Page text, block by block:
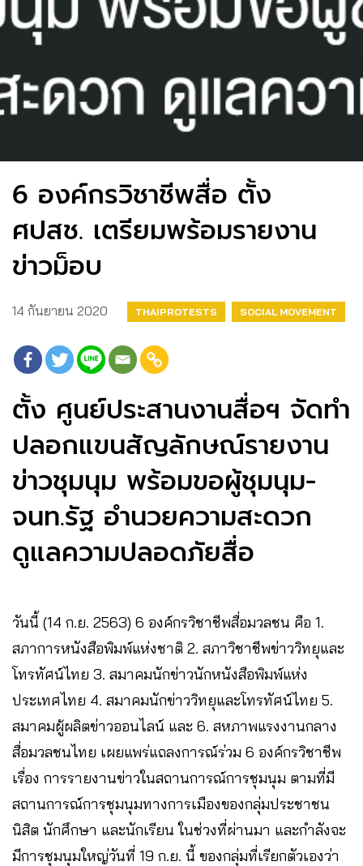
6 องค์กรวิชาชีพสื่อ ตั้ง
ศปสช. เตรียมพร้อมรายงาน
ข่าวม็อบ
14 กันยายน 2020 THAIPROTESTS SOCIAL MOVEMENT
ตั้ง ศูนย์ประสานงานสื่อฯ จัดทำ
ปลอกแขนสัญลักษณ์รายงาน
ข่าวชุมนุม พร้อมขอผู้ชุมนุม-
จนท.รัฐ อำนวยความสะดวก
ดูแลความปลอดภัยสื่อ
วันนี้ (14 ก.ย. 2563) 6 องค์กรวิชาชีพสื่อมวลชน คือ 1.
สภาการหนังสือพิมพ์แห่งชาติ 2. สภาวิชาชีพข่าววิทยุและ
โทรทัศน์ไทย 3. สมาคมนักข่าวนักหนังสือพิมพ์แห่ง
ประเทศไทย 4. สมาคมนักข่าววิทยุและโทรทัศน์ไทย 5.
สมาคมผู้ผลิตข่าวออนไลน์ และ 6. สหภาพแรงงานกลาง
สื่อมวลชนไทย เผยแพร่แถลงการณ์ร่วม 6 องค์กรวิชาชีพ
เรื่อง การรายงานข่าวในสถานการณ์การชุมนุม ตามที่มี
สถานการณ์การชุมนุมทางการเมืองของกลุ่มประชาชน
นิสิต นักศึกษา และนักเรียน ในช่วงที่ผ่านมา และกำลังจะ
มีการชุมนุมใหญ่วันที่ 19 ก.ย. นี้ ของกลุ่มที่เรียกตัวเองว่า